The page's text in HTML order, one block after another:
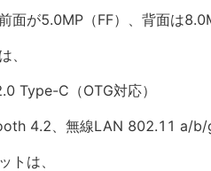
面が5.0MP（FF）、背面は
、
Type-C（OTG対応）
4.2、無線LAN 802.11 a/
トは、